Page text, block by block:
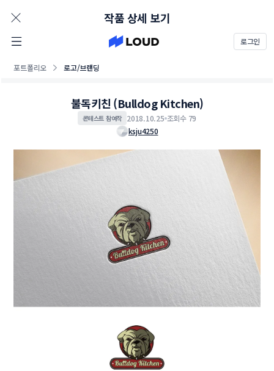
로그인
포트폴리오 로고/브랜딩
작품 상세 보기
불독키친 (Bulldog Kitchen)
콘테스트 참여작 2018.10.25 조회수 79
ksju4250